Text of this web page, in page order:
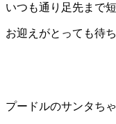
ペ
ッ
サ
いつも通り足先まで
お迎えがとっても待
プードルのサンタち